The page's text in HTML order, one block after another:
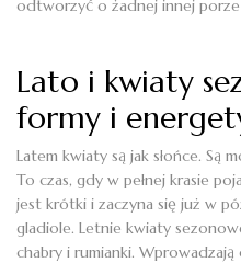
odtworzyć o żadnej innej
Lato i kwiaty
formy i
Latem kwiaty są jak słońce. Są
To czas, gdy w pełnej krasie
jest krótki i zaczyna się już w
gladiole. Letnie kwiaty
chabry i rumianki.